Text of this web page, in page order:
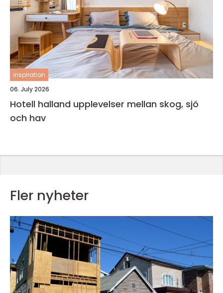
inspiration
06. July 2026
Hotell halland upplevelser mellan skog, sjö
och hav
Fler nyheter